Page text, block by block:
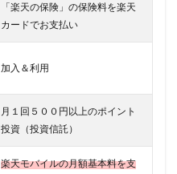
「楽天の保険」の保険料を楽天
カードでお支払い
加入＆利用
月１回５００円以上のポイント
投資（投資信託）
楽天モバイルの月額基本料を支